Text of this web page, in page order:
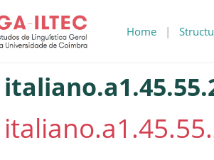
Home |